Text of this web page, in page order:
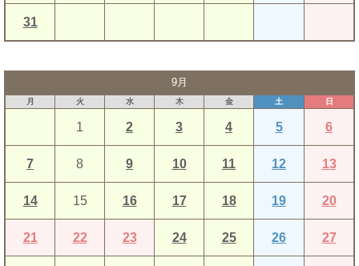
31
9 月
月 火 水 木 金 土 日
1 2 3 4 5 6
7 8 9 10 11 12 13
14 15 16 17 18 19 20
21 22 23 24 25 26 27